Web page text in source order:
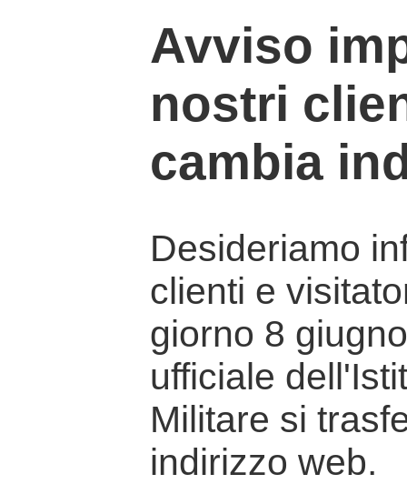
Avviso
nostri
cambia
Desideriamo
clienti e
giorno 8
ufficiale
Militare si
indirizzo web.